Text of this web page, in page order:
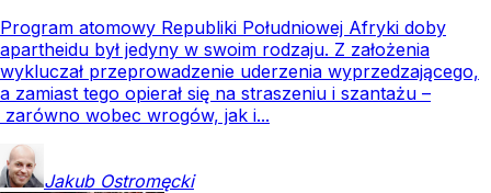
Program atomowy Republiki Południowej Afryki doby
apartheidu był jedyny w swoim rodzaju. Z założenia
wykluczał przeprowadzenie uderzenia wyprzedzającego,
a zamiast tego opierał się na straszeniu i szantażu –
zarówno wobec wrogów, jak i...
Jakub Ostromęcki